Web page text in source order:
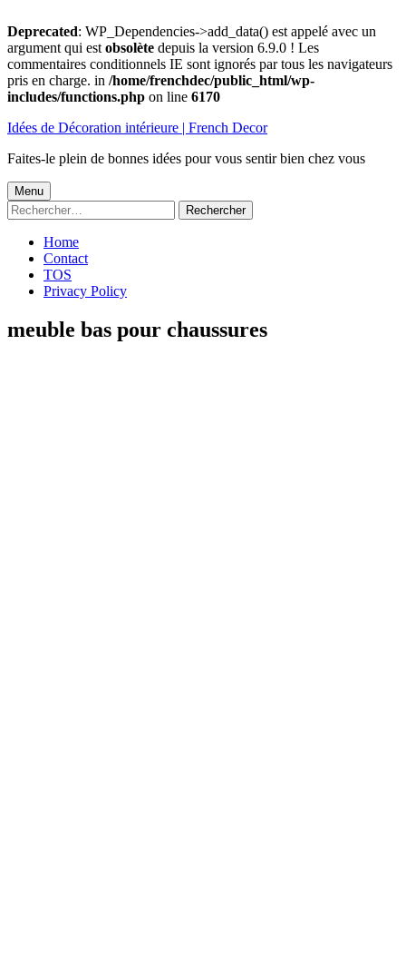
Deprecated: WP_Dependencies->add_data() est appelé avec un
argument qui est obsolète depuis la version 6.9.0 ! Les
commentaires conditionnels IE sont ignorés par tous les navigateurs
pris en charge. in /home/frenchdec/public_html/wp-
includes/functions.php on line 6170
au
Idées de Décoration intérieure | French Decor
Faites-le plein de bonnes idées pour vous sentir bien chez vous
Menu
principal
Menu
Rechercher :
Home
Contact
TOS
Privacy Policy
meuble bas pour chaussures